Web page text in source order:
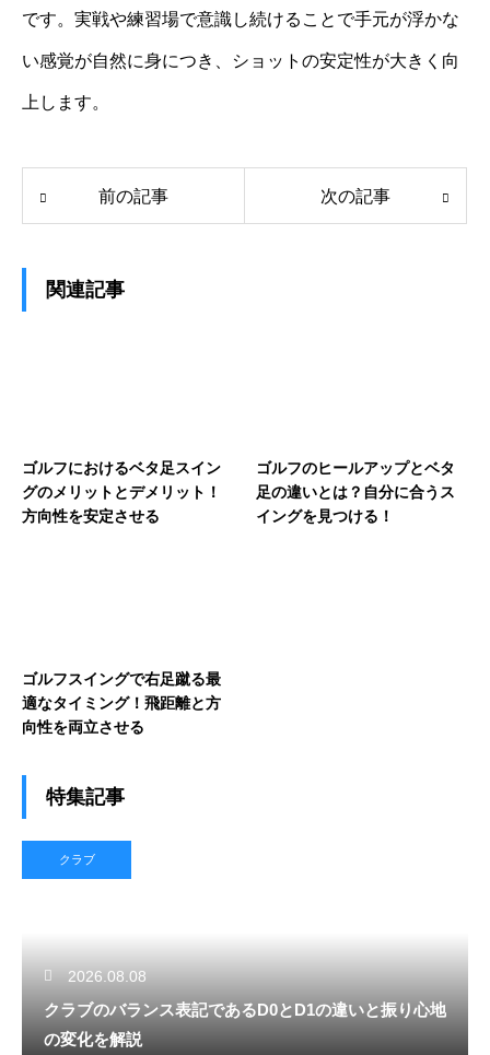
です。実戦や練習場で意識し続けることで手元が浮かな
い感覚が自然に身につき、ショットの安定性が大きく向
上します。
前の記事 次の記事
関連記事
ゴルフにおけるベタ足スイン
グのメリットとデメリット！
方向性を安定させる
ゴルフのヒールアップとベタ
足の違いとは？自分に合うス
イングを見つける！
ゴルフスイングで右足蹴る最
適なタイミング！飛距離と方
向性を両立させる
特集記事
クラブ
2026.08.08
クラブのバランス表記であるD0とD1の違いと振り心地
の変化を解説